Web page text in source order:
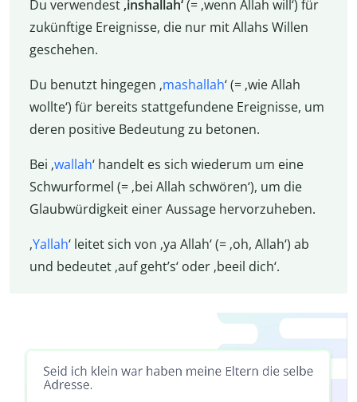
Du verwendest ‚inshallah‘(= ‚wenn Allah will‘) für
zukünftige Ereignisse, die nur mit Allahs Willen
geschehen.
Du benutzt hingegen ‚mashallah‘ (= ‚wie Allah
wollte‘) für bereits stattgefundene Ereignisse, um
deren positive Bedeutung zu betonen.
Bei ‚wallah‘ handelt es sich wiederum um eine
Schwurformel (= ‚bei Allah schwören‘), um die
Glaubwürdigkeit einer Aussage hervorzuheben.
‚Yallah‘ leitet sich von ‚ya Allah‘(= ‚oh, Allah‘) ab
und bedeutet ‚auf geht’s‘ oder ‚beeil dich‘.